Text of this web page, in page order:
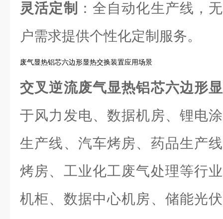
灵活定制
：全自动化生产线，
户需求提供个性化定制服务。
废气显热铝芯六边形显热交换装置应用场景
交叉逆流废气显热铝芯六边形
于风力发电、数据机房、锂电
生产线、汽车烤房、药品生产
烤房、工业化工废气处理等行
机柜、数据中心机房、储能光